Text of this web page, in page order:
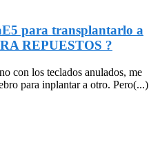
para transplantarlo a
REPUESTOS ?
con los teclados anulados, me
para inplantar a otro. Pero(...)